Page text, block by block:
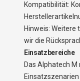
Kompatibilität:
Hinweis:
wir die
Einsatzbereiche
Das Alphatech